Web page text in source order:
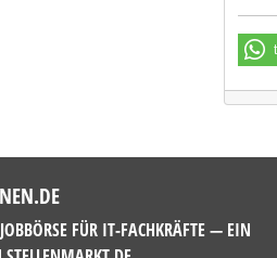
FÜR IT-FACHKRÄFTE — EIN